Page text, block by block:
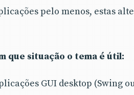
pelo menos, estas
que situação o tema é útil:
GUI desktop (Swing